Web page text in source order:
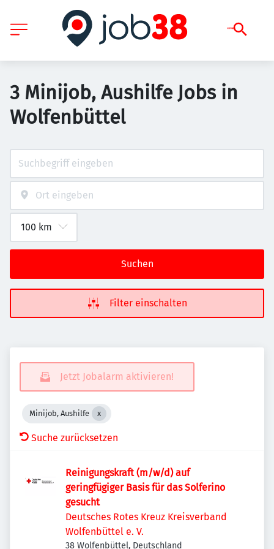
3 Minijob, Aushilfe Jobs in
Wolfenbüttel
Suchen
Filter einschalten
Jetzt Jobalarm aktivieren!
Minijob, Aushilfe
Suche zurücksetzen
Reinigungskraft (m/w/d) auf
geringfügiger Basis für das Solferino
gesucht
Deutsches Rotes Kreuz Kreisverband
Wolfenbüttel e. V.
38 Wolfenbüttel, Deutschland